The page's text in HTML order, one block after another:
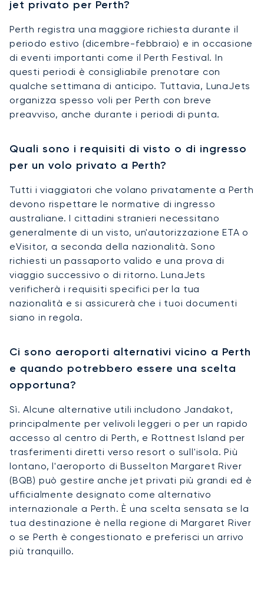
jet privato per Perth?
Perth registra una maggiore richiesta durante il
periodo estivo (dicembre-febbraio) e in occasione
di eventi importanti come il Perth Festival. In
questi periodi è consigliabile prenotare con
qualche settimana di anticipo. Tuttavia, LunaJets
organizza spesso voli per Perth con breve
preavviso, anche durante i periodi di punta.
Quali sono i requisiti di visto o di ingresso
per un volo privato a Perth?
Tutti i viaggiatori che volano privatamente a Perth
devono rispettare le normative di ingresso
australiane. I cittadini stranieri necessitano
generalmente di un visto, un'autorizzazione ETA o
eVisitor, a seconda della nazionalità. Sono
richiesti un passaporto valido e una prova di
viaggio successivo o di ritorno. LunaJets
verificherà i requisiti specifici per la tua
nazionalità e si assicurerà che i tuoi documenti
siano in regola.
Ci sono aeroporti alternativi vicino a Perth
e quando potrebbero essere una scelta
opportuna?
Sì. Alcune alternative utili includono Jandakot,
principalmente per velivoli leggeri o per un rapido
accesso al centro di Perth, e Rottnest Island per
trasferimenti diretti verso resort o sull'isola. Più
lontano, l'aeroporto di Busselton Margaret River
(BQB) può gestire anche jet privati più grandi ed è
ufficialmente designato come alternativo
internazionale a Perth. È una scelta sensata se la
tua destinazione è nella regione di Margaret River
o se Perth è congestionato e preferisci un arrivo
più tranquillo.